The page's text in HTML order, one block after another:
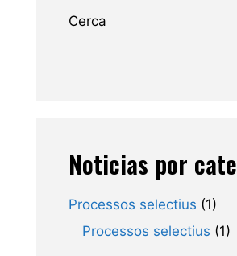
Cerca
Noticias por
Processos selectius (1)
Processos selectius (1)